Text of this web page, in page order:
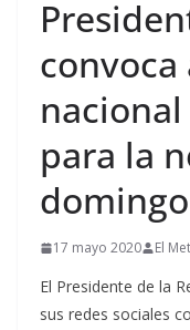
convoca
para la
domingo
17 mayo 2020 El
El Presidente de la
sus redes sociales